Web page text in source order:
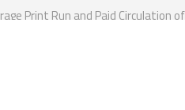
Print Run and Paid Circulation